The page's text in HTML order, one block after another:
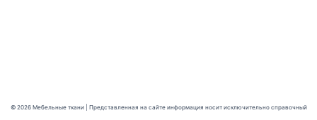
© 2026 Мебельные ткани | Представленная на сайте информация носит исключительно справочный